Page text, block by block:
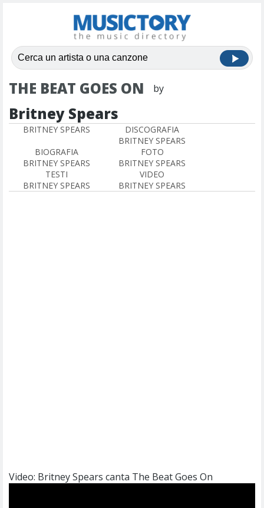
THE BEAT GOES ON by
Britney Spears
BRITNEY SPEARS
DISCOGRAFIA
BRITNEY SPEARS
BIOGRAFIA
BRITNEY SPEARS
FOTO
BRITNEY SPEARS
TESTI
BRITNEY SPEARS
VIDEO
BRITNEY SPEARS
Video: Britney Spears canta The Beat Goes On